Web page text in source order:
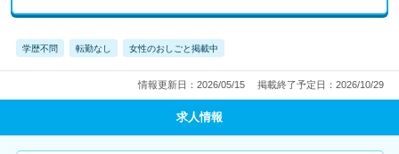
学歴不問 転勤なし 女性のおしごと掲載中
情報更新日：2026/05/15 掲載終了予定日：2026/10/29
求人情報